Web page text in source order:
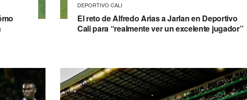
DEPORTIVO CALI
El reto de Alfredo Arias a Jarlan en Deportivo
Cali para “realmente ver un excelente jugador”